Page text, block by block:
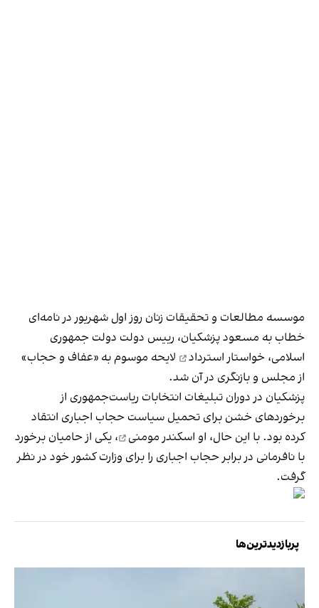
موسسه مطالعات و تحقیقات زنان روز اول شهریور در نامه‌ای
خطاب به مسعود پزشکیان، رییس دولت دولت جمهوری
اسلامی، خواستار استرداد
لایحه موسوم به «عفاف و حجاب»
از مجلس و بازنگری در آن شد.
پزشکیان در دوران تبلیغات انتخابات ریاست‌جمهوری از
برخوردهای خشن برای تحمیل سیاست حجاب اجباری انتقاد
کرده بود. با این حال، او اسکندر مومنی
، یکی از حامیان برخورد
با نافرمانی در برابر حجاب اجباری را برای وزارت کشور خود در نظر
گرفت.
پربازدیدترین‌ها